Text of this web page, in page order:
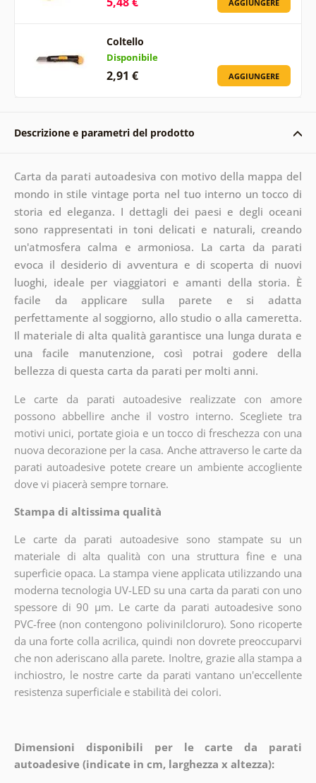
AGGIUNGERE
Coltello
Disponibile
2,91 € AGGIUNGERE
Descrizione e parametri del prodotto
Carta da parati autoadesiva con motivo della mappa del
mondo in stile vintage porta nel tuo interno un tocco di
storia ed eleganza. I dettagli dei paesi e degli oceani
sono rappresentati in toni delicati e naturali, creando
un'atmosfera calma e armoniosa. La carta da parati
evoca il desiderio di avventura e di scoperta di nuovi
luoghi, ideale per viaggiatori e amanti della storia. È
facile da applicare sulla parete e si adatta
perfettamente al soggiorno, allo studio o alla cameretta.
Il materiale di alta qualità garantisce una lunga durata e
una facile manutenzione, così potrai godere della
bellezza di questa carta da parati per molti anni.
Le carte da parati autoadesive realizzate con amore
possono abbellire anche il vostro interno. Scegliete tra
motivi unici, portate gioia e un tocco di freschezza con una
nuova decorazione per la casa. Anche attraverso le carte da
parati autoadesive potete creare un ambiente accogliente
dove vi piacerà sempre tornare.
Stampa di altissima qualità
Le carte da parati autoadesive sono stampate su un
materiale di alta qualità con una struttura fine e una
superficie opaca. La stampa viene applicata utilizzando una
moderna tecnologia UV-LED su una carta da parati con uno
spessore di 90 µm. Le carte da parati autoadesive sono
PVC-free (non contengono polivinilcloruro). Sono ricoperte
da una forte colla acrilica, quindi non dovrete preoccuparvi
che non aderiscano alla parete. Inoltre, grazie alla stampa a
inchiostro, le nostre carte da parati vantano un'eccellente
resistenza superficiale e stabilità dei colori.
Dimensioni disponibili per le carte da parati
autoadesive (indicate in cm, larghezza x altezza):